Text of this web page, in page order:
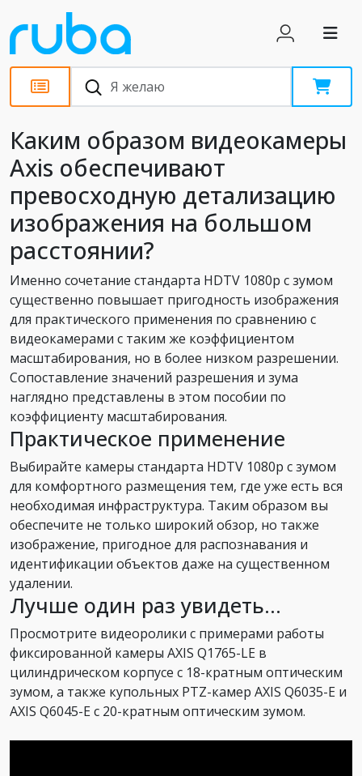
Статьи
Каким образом видеокамеры
Axis обеспечивают
превосходную детализацию
изображения на большом
расстоянии?
Именно сочетание стандарта HDTV 1080p с зумом
существенно повышает пригодность изображения
для практического применения по сравнению с
видеокамерами с таким же коэффициентом
масштабирования, но в более низком разрешении.
Сопоставление значений разрешения и зума
наглядно представлены в этом пособии по
коэффициенту масштабирования.
Практическое применение
Выбирайте камеры стандарта HDTV 1080p с зумом
для комфортного размещения тем, где уже есть вся
необходимая инфраструктура. Таким образом вы
обеспечите не только широкий обзор, но также
изображение, пригодное для распознавания и
идентификации объектов даже на существенном
удалении.
Лучше один раз увидеть...
Просмотрите видеоролики с примерами работы
фиксированной камеры AXIS Q1765-LE в
цилиндрическом корпусе с 18-кратным оптическим
зумом, а также купольных PTZ-камер AXIS Q6035-E и
AXIS Q6045-E с 20-кратным оптическим зумом.